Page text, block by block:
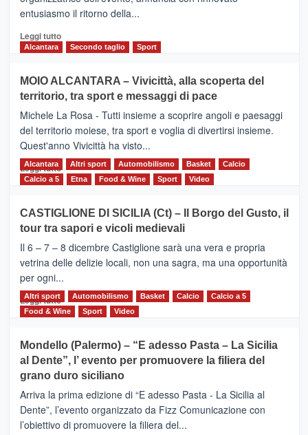
l’edizione
2026
entusiasmo il ritorno della...
Leggi tuttoLeggi
Torna
la
Supermaratona
dell’Etna
Alcantara Secondo taglio Sport
MOIO ALCANTARA – Vivicittà, alla scoperta del
territorio, tra sport e messaggi di pace
Michele La Rosa - Tutti insieme a scoprire angoli e paesaggi
del territorio moiese, tra sport e voglia di divertirsi insieme.
Quest'anno Vivicittà ha visto...
Leggi tutto Leggi
MOIO
ALCANTARA
–
Vivicittà,
alla
scoperta
del
territorio,
e
messaggi
di
Alcantara Altri sport Automobilismo Basket
Calcio
Calcio a 5
Etna Food & Wine Sport Video
CASTIGLIONE DI SICILIA (Ct) – Il Borgo del Gusto, il
tour tra sapori e vicoli medievali
Il 6 – 7 – 8 dicembre Castiglione sarà una vera e propria
vetrina delle delizie locali, non una sagra, ma una opportunità
per ogni...
Leggi tuttoLeggi
di
CASTIGLIONE
DI
SICILIA
(Ct)
–
Il
Borgo
Altri sport Automobilismo Basket Calcio
Calcio a 5
Food & Wine
Sport Video
Mondello (Palermo) – “E adesso Pasta – La Sicilia
al Dente”, l’ evento per promuovere la filiera del
grano duro siciliano
Arriva la prima edizione di “E adesso Pasta - La Sicilia al
Dente”, l’evento organizzato da Fizz Comunicazione con
l’obiettivo di promuovere la filiera del...